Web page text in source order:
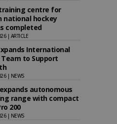
centre for
national hockey
completed
| ARTICLE
International
Team to Support
| NEWS
autonomous
range with compact
200
| NEWS